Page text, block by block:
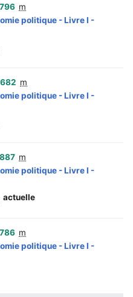
m
politique - Livre I -
m
politique - Livre I -
m
politique - Livre I -
actuelle
m
politique - Livre I -